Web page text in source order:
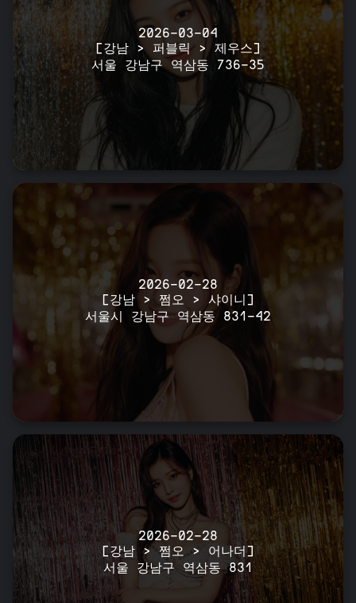
2026-03-04
[강남 > 퍼블릭 > 제우스]
서울 강남구 역삼동 736-35
2026-02-28
[강남 > 쩜오 > 샤이니]
서울시 강남구 역삼동 831-42
2026-02-28
[강남 > 쩜오 > 어나더]
서울 강남구 역삼동 831